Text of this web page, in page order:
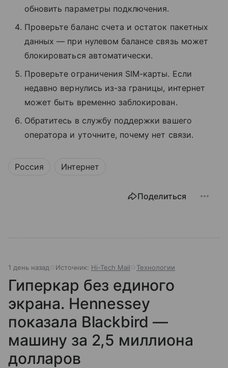
обновить параметры подключения.
Проверьте баланс счета и остаток пакетных
данных — при нулевом балансе связь может
блокироваться автоматически.
Проверьте ограничения SIM-карты. Если
недавно вернулись из-за границы, интернет
может быть временно заблокирован.
Обратитесь в службу поддержки вашего
оператора и уточните, почему нет связи.
Россия Интернет
Поделиться
1 день назад Источник: Hi-Tech Mail Технологии
Гиперкар без единого
экрана. Hennessey
показала Blackbird —
машину за 2,5 миллиона
долларов